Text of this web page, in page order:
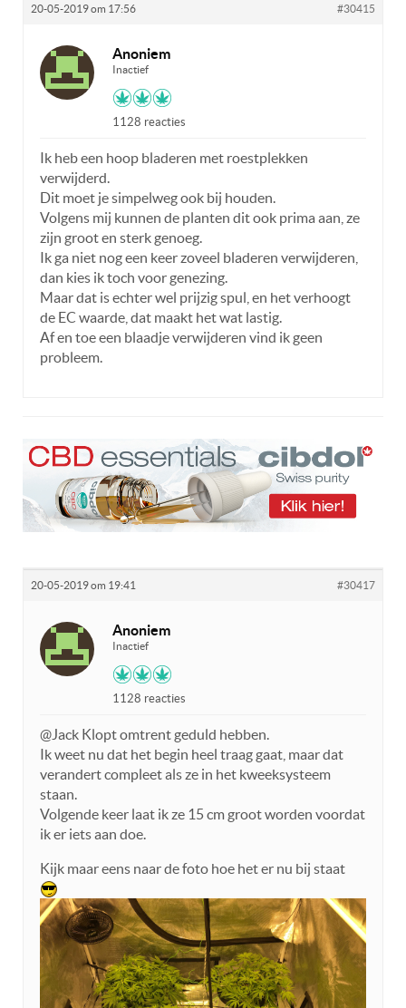
20-05-2019 om 17:56 #30415
Anoniem
Inactief
1128 reacties
Ik heb een hoop bladeren met roestplekken
verwijderd.
Dit moet je simpelweg ook bij houden.
Volgens mij kunnen de planten dit ook prima aan, ze
zijn groot en sterk genoeg.
Ik ga niet nog een keer zoveel bladeren verwijderen,
dan kies ik toch voor genezing.
Maar dat is echter wel prijzig spul, en het verhoogt
de EC waarde, dat maakt het wat lastig.
Af en toe een blaadje verwijderen vind ik geen
probleem.
20-05-2019 om 19:41 #30417
Anoniem
Inactief
1128 reacties
@Jack Klopt omtrent geduld hebben.
Ik weet nu dat het begin heel traag gaat, maar dat
verandert compleet als ze in het kweeksysteem
staan.
Volgende keer laat ik ze 15 cm groot worden voordat
ik er iets aan doe.
Kijk maar eens naar de foto hoe het er nu bij staat